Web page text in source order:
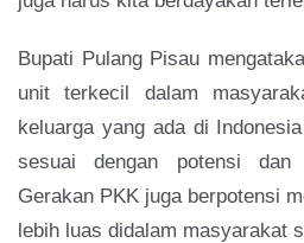
Bupati Pulang Pisau
unit terkecil dalam
keluarga yang ada di
sesuai dengan potensi dan
Gerakan PKK juga berpotensi
lebih luas didalam masyarakat